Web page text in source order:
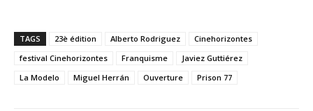
TAGS 23è édition Alberto Rodriguez
Cinehorizontes
festival Cinehorizontes
Franquisme
Javiez Guttiérez
La Modelo
Miguel Herrán Ouverture Prison 77